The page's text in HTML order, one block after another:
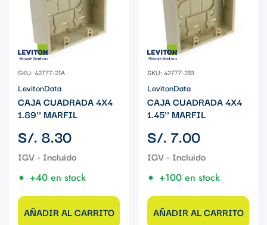
SKU: 42777-2IA
LevitonData
CAJA CUADRADA 4X4
1.89'' MARFIL
Precio
regular
S/. 8.30
+40 en stock
AÑADIR AL CARRITO
SKU: 42777-2IB
LevitonData
CAJA CUADRADA 4X4
1.45'' MARFIL
Precio
regular
S/. 7.00
+100 en stock
AÑADIR AL CARRITO